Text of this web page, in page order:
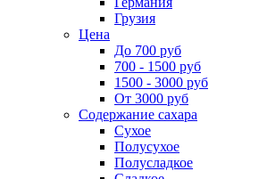
Грузия
Цена
До 700 руб
700 - 1500 руб
1500 - 3000 руб
От 3000 руб
Содержание сахара
Сухое
Полусухое
Полусладкое